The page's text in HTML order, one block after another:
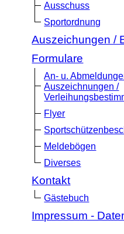
Ausschuss
Sportordnung
Auszeichungen /
Formulare
An- u.
Auszeichnungen /
Flyer
Meldebögen
Diverses
Kontakt
Gästebuch
Impressum -